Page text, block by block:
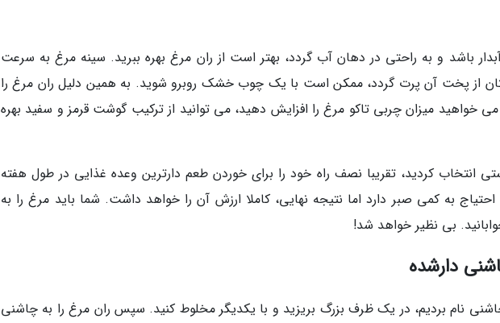
باشد و به راحتی در دهان آب گردد، بهتر است از ران مرغ بهره ببرید. سینه مرغ به سرعت
از پخت آن پرت گردد، ممکن است با یک چوب خشک روبرو شوید. به همین دلیل ران مرغ را
خواهید میزان چربی تاکو مرغ را افزایش دهید، می توانید از ترکیب گوشت قرمز و سفید بهره
انتخاب کردید، تقریبا نصف راه خود را برای خوردن طعم دارترین وعده غذایی در طول هفته
به کمی صبر دارد اما نتیجه نهایی، کاملا ارزش آن را خواهد داشت. شما باید مرغ را به
دارشده
چاشنی نام بردیم، در یک ظرف بزرگ بریزید و با یکدیگر مخلوط کنید. سپس ران مرغ را به چاشنی